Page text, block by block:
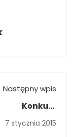
Następny wpis
Konkurs
GIM
edycja szósta
7 stycznia 2015